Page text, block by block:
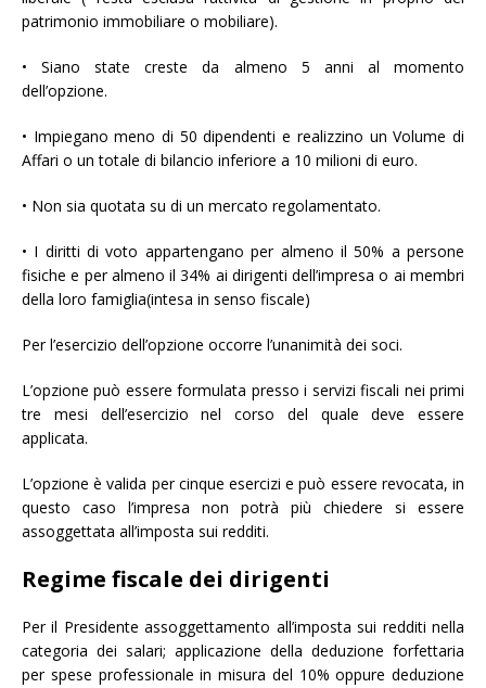
patrimonio immobiliare o mobiliare).
• Siano state creste da almeno 5 anni al momento
dell’opzione.
• Impiegano meno di 50 dipendenti e realizzino un Volume di
Affari o un totale di bilancio inferiore a 10 milioni di euro.
• Non sia quotata su di un mercato regolamentato.
• I diritti di voto appartengano per almeno il 50% a persone
fisiche e per almeno il 34% ai dirigenti dell’impresa o ai membri
della loro famiglia(intesa in senso fiscale)
Per l’esercizio dell’opzione occorre l’unanimità dei soci.
L’opzione può essere formulata presso i servizi fiscali nei primi
tre mesi dell’esercizio nel corso del quale deve essere
applicata.
L’opzione è valida per cinque esercizi e può essere revocata, in
questo caso l’impresa non potrà più chiedere si essere
assoggettata all’imposta sui redditi.
Regime fiscale dei dirigenti
Per il Presidente assoggettamento all’imposta sui redditi nella
categoria dei salari; applicazione della deduzione forfettaria
per spese professionale in misura del 10% oppure deduzione